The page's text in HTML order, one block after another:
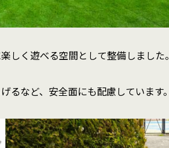
しく遊べる空間として整備しました。
るなど、安全面にも配慮しています。